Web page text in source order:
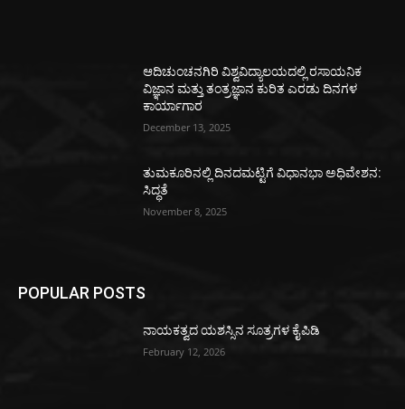
ಆದಿಚುಂಚನಗಿರಿ ವಿಶ್ವವಿದ್ಯಾಲಯದಲ್ಲಿ ರಸಾಯನಿಕ
ವಿಜ್ಞಾನ ಮತ್ತು ತಂತ್ರಜ್ಞಾನ ಕುರಿತ ಎರಡು ದಿನಗಳ
ಕಾರ್ಯಾಗಾರ
December 13, 2025
ತುಮಕೂರಿನಲ್ಲಿ ದಿನದಮಟ್ಟಿಗೆ ವಿಧಾನಭಾ ಅಧಿವೇಶನ:
ಸಿದ್ಧತೆ
November 8, 2025
POPULAR POSTS
ನಾಯಕತ್ವದ ಯಶಸ್ಸಿನ ಸೂತ್ರಗಳ ಕೈಪಿಡಿ
February 12, 2026